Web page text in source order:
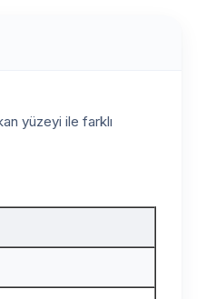
yüzeyi ile farklı